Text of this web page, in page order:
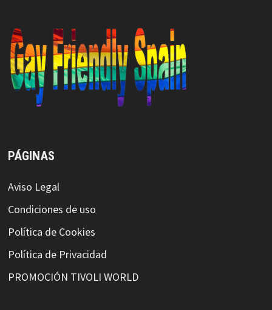
PÁGINAS
Aviso Legal
Condiciones de uso
Política de Cookies
Política de Privacidad
PROMOCIÓN TIVOLI WORLD